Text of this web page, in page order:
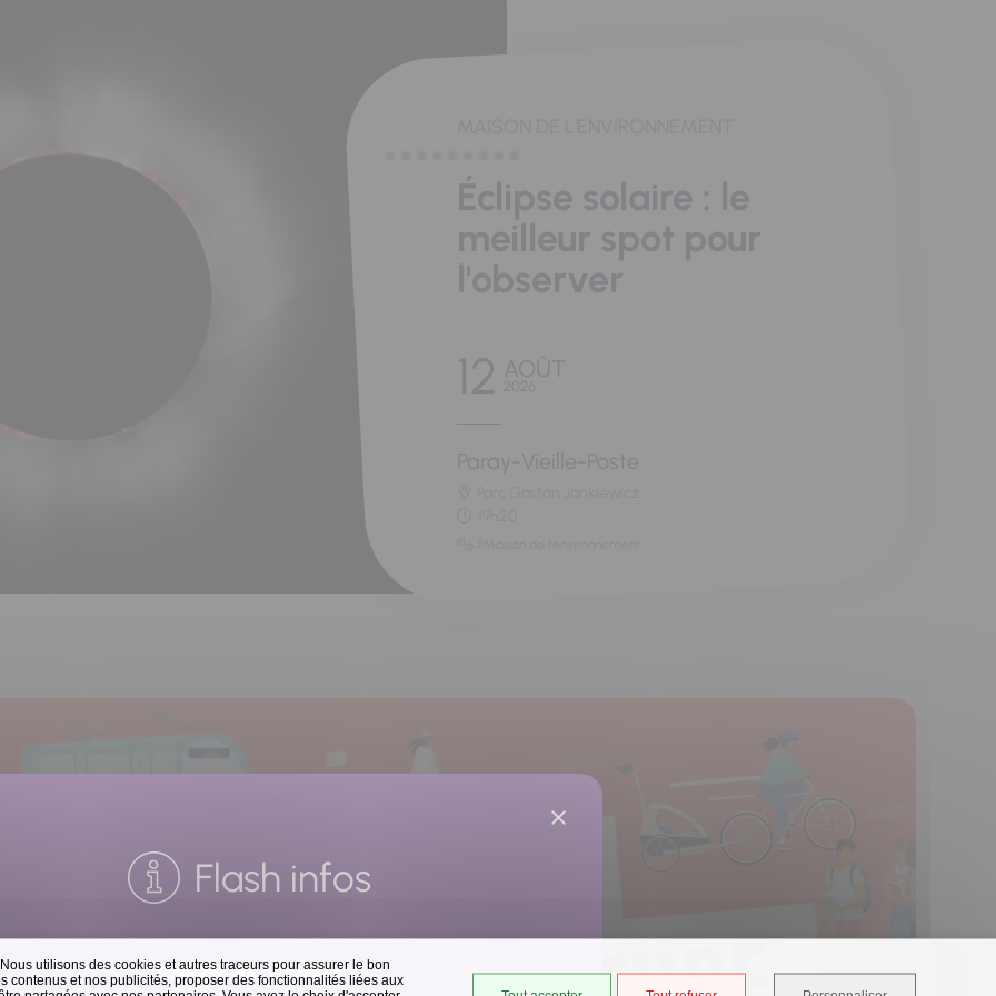
utilisons des cookies et autres traceurs pour assurer le bon
et nos publicités, proposer des fonctionnalités liées aux
Flash infos
Collecte des déchets
Éclipse solaire : le
meilleur spot pour
l'observer
12 AOÛT
2026
Paray-Vieille-Poste